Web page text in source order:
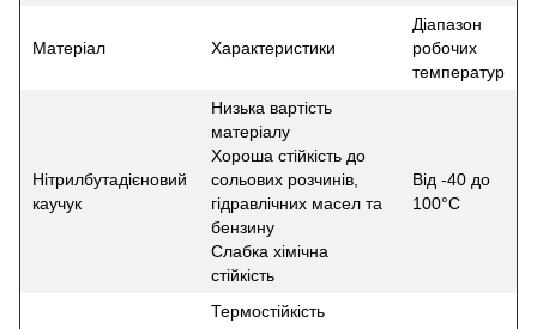
Матеріал Характеристики
Діапазон
робочих
температур
Нітрилбутадієновий
каучук
Низька вартість
матеріалу
Хороша стійкість до
сольових розчинів,
гідравлічних масел та
бензину
Слабка хімічна
стійкість
Від -40 до
100°С
Термостійкість